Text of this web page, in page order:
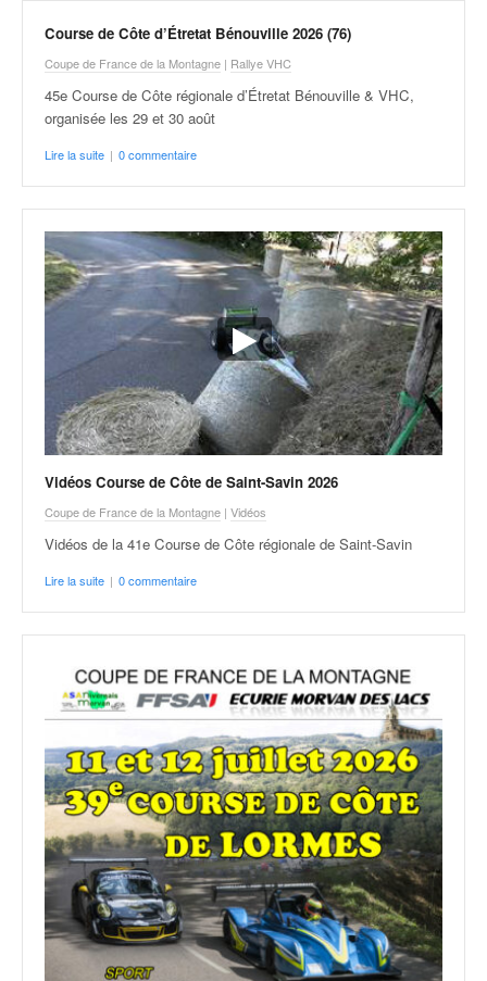
Course de Côte d’Étretat Bénouville 2026 (76)
Coupe de France de la Montagne | Rallye VHC
45e Course de Côte régionale d’Étretat Bénouville & VHC,
organisée les 29 et 30 août
Lire la suite | 0 commentaire
Vidéos Course de Côte de Saint-Savin 2026
Coupe de France de la Montagne | Vidéos
Vidéos de la 41e Course de Côte régionale de Saint-Savin
Lire la suite | 0 commentaire